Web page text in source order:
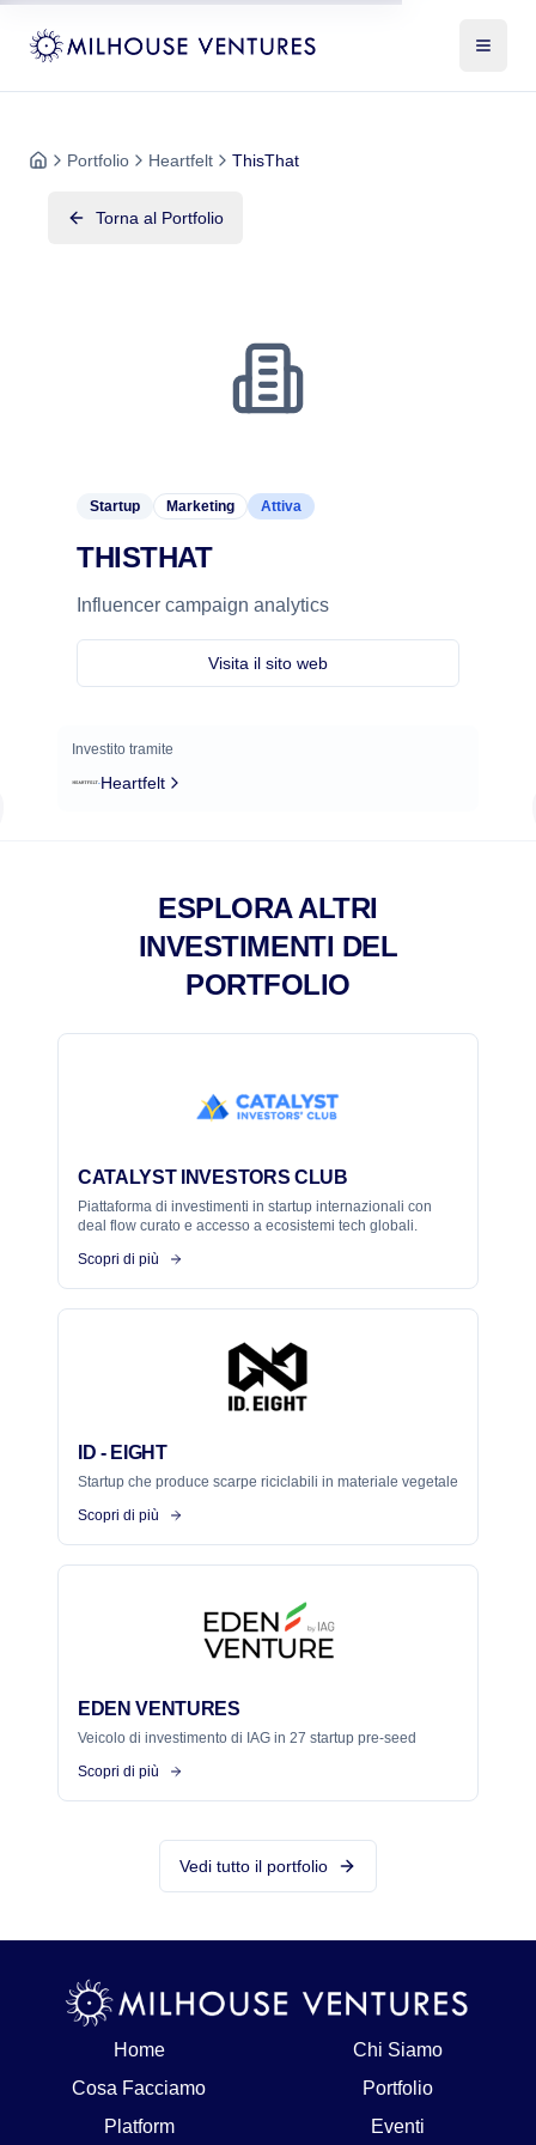
Portfolio Heartfelt ThisThat
Torna al Portfolio
Startup Marketing Attiva
THISTHAT
Influencer campaign analytics
Visita il sito web
Investito tramite
Heartfelt
ESPLORA ALTRI
INVESTIMENTI DEL
PORTFOLIO
CATALYST INVESTORS CLUB
Piattaforma di investimenti in startup internazionali con
deal flow curato e accesso a ecosistemi tech globali.
Scopri di più
ID - EIGHT
Startup che produce scarpe riciclabili in materiale vegetale
Scopri di più
EDEN VENTURES
Veicolo di investimento di IAG in 27 startup pre-seed
Scopri di più
Vedi tutto il portfolio
Home
Chi Siamo
Cosa Facciamo
Portfolio
Platform
Eventi